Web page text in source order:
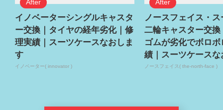
イノベーターシングルキャスタ
ー交換｜タイヤの経年劣化｜修
理実績｜スーツケースなおしま
す
イノベーター( innovator )
ノースフェイス・
二輪キャスター交換
ゴムが劣化でボロ
績｜スーツケースな
ノースフェイス( the-north-face )